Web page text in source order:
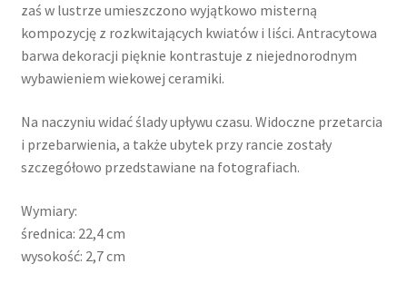
zaś w lustrze umieszczono wyjątkowo misterną
kompozycję z rozkwitających kwiatów i liści. Antracytowa
barwa dekoracji pięknie kontrastuje z niejednorodnym
wybawieniem wiekowej ceramiki.
Na naczyniu widać ślady upływu czasu. Widoczne przetarcia
i przebarwienia, a także ubytek przy rancie zostały
szczegółowo przedstawiane na fotografiach.
Wymiary:
średnica: 22,4 cm
wysokość: 2,7 cm